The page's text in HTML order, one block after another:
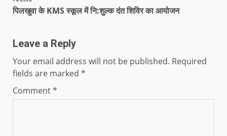
पिलखुवा के KMS स्कूल में नि:शुल्क दंत शिविर का आयोजन
Leave a Reply
Your email address will not be published. Required
fields are marked *
Comment*